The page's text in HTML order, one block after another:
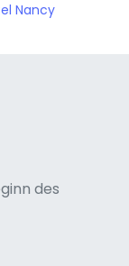
Nancy
des